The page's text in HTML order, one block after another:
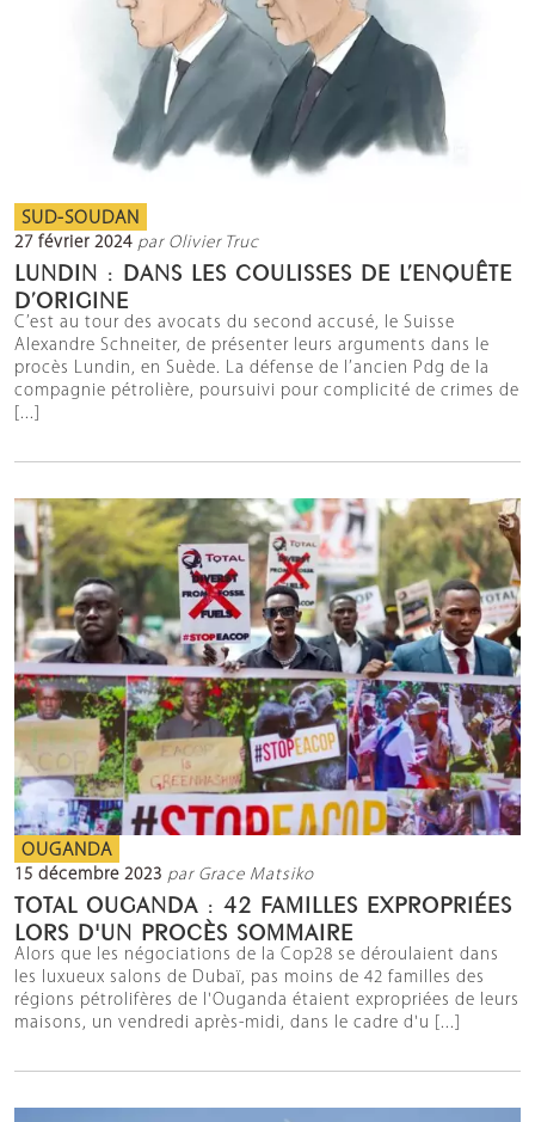
SUD-SOUDAN
27 février 2024 par Olivier Truc
LUNDIN : DANS LES COULISSES DE L’ENQUÊTE
D’ORIGINE
C’est au tour des avocats du second accusé, le Suisse
Alexandre Schneiter, de présenter leurs arguments dans le
procès Lundin, en Suède. La défense de l’ancien Pdg de la
compagnie pétrolière, poursuivi pour complicité de crimes de
[...]
OUGANDA
15 décembre 2023 par Grace Matsiko
TOTAL OUGANDA : 42 FAMILLES EXPROPRIÉES
LORS D'UN PROCÈS SOMMAIRE
Alors que les négociations de la Cop28 se déroulaient dans
les luxueux salons de Dubaï, pas moins de 42 familles des
régions pétrolifères de l'Ouganda étaient expropriées de leurs
maisons, un vendredi après-midi, dans le cadre d'u [...]